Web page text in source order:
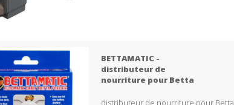
BETTAMATIC -
distributeur de
nourriture pour Betta
distributeur de nourriture pour Betta